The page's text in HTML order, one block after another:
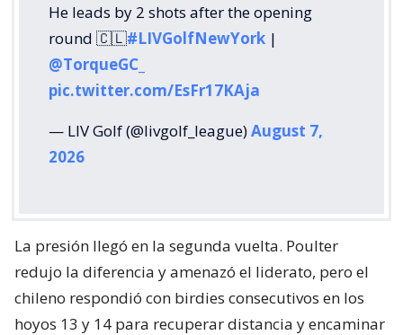
He leads by 2 shots after the opening
round 🇨🇱#LIVGolfNewYork |
@TorqueGC_
pic.twitter.com/EsFr17KAja
— LIV Golf (@livgolf_league)August 7,
2026
La presión llegó en la segunda vuelta. Poulter
redujo la diferencia y amenazó el liderato, pero el
chileno respondió con birdies consecutivos en los
hoyos 13 y 14 para recuperar distancia y encaminar